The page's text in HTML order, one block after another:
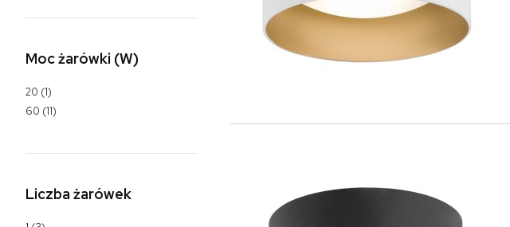
Moc żarówki (W)
20 (1)
60 (11)
Liczba żarówek